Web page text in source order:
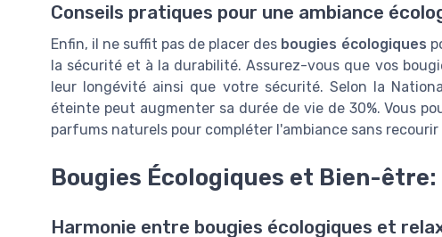
Conseils pratiques pour une ambiance
Enfin, il ne suffit pas de placer des bougies écologiques
la sécurité et à la durabilité. Assurez-vous que vos
leur longévité ainsi que votre sécurité. Selon la
éteinte peut augmenter sa durée de vie de 30%. Vous
parfums naturels pour compléter l'ambiance sans
Bougies Écologiques et Bien-
Harmonie entre bougies écologiques et